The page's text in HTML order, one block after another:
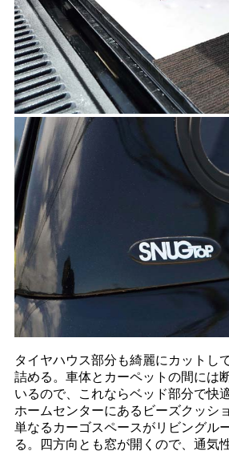
タイヤハウス部分も綺麗にカットし
詰める。車体とカーペットの間には
いるので、これならベッド部分で快
ホームセンターにあるビーズクッシ
単なるカーゴスペースがリビングル
る。四方向とも窓が開くので、通気